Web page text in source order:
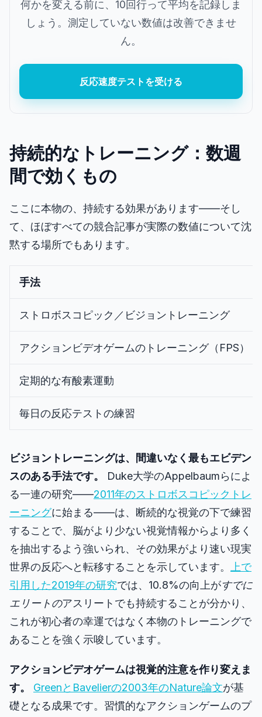
何かを変える前に、10回行って平均を記録しま
しょう。測定していない数値は改善できませ
ん。
反応速度テストを受ける
持続的なトレーニング：数週
間で効くもの
ここに本物の、持続する効果があります――そし
て、ほぼすべての競合記事が実際の数値について沈
黙する場所でもあります。
手法
ストロボスコピック／ビジョントレーニング
アクションビデオゲームのトレーニング（FPS）
定期的な有酸素運動
毎日の反応テストの練習
ビジョントレーニングは、間違いなく最もエビデン
スのある手法です。
Duke大学のAppelbaumらによ
る一連の研究――2011年のストロボスコピックトレ
ーニングに始まる――は、断続的な視覚の下で練習
することで、脳がより少ない視覚情報からより多く
を抽出するよう強いられ、その効果がより速い現実
世界の反応へと転移することを示しています。
上で
引用した2019年の研究では、10.8%の向上がすでに
エリートのアスリートでも持続することが分かり、
これが初心者の幸運ではなく本物のトレーニングで
あることを強く示唆しています。
アクションビデオゲームは視覚的注意を作り変えま
す。
GreenとBavelierの2003年のNature論文が基
礎となる成果です。習慣的なアクションゲームのプ